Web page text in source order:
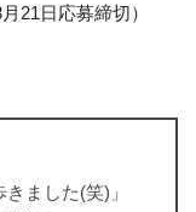
月21日応募締切）
ました(笑)」